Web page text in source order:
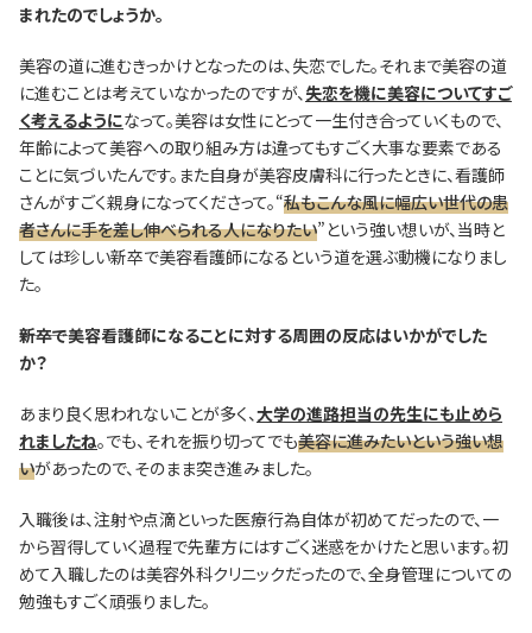
まれたのでしょうか。
美容の道に進むきっかけとなったのは、失恋でした。それまで美容の道
に進むことは考えていなかったのですが、失恋を機に美容についてすご
く考えるようになって。美容は女性にとって一生付き合っていくもので、
年齢によって美容への取り組み方は違ってもすごく大事な要素である
ことに気づいたんです。また自身が美容皮膚科に行ったときに、看護師
さんがすごく親身になってくださって。“私もこんな風に幅広い世代の患
者さんに手を差し伸べられる人になりたい”という強い想いが、当時と
しては珍しい新卒で美容看護師になるという道を選ぶ動機になりまし
た。
―――新卒で美容看護師になることに対する周囲の反応はいかがでした
か？
あまり良く思われないことが多く、大学の進路担当の先生にも止めら
れましたね。でも、それを振り切ってでも美容に進みたいという強い想
いがあったので、そのまま突き進みました。
入職後は、注射や点滴といった医療行為自体が初めてだったので、一
から習得していく過程で先輩方にはすごく迷惑をかけたと思います。初
めて入職したのは美容外科クリニックだったので、全身管理についての
勉強もすごく頑張りました。